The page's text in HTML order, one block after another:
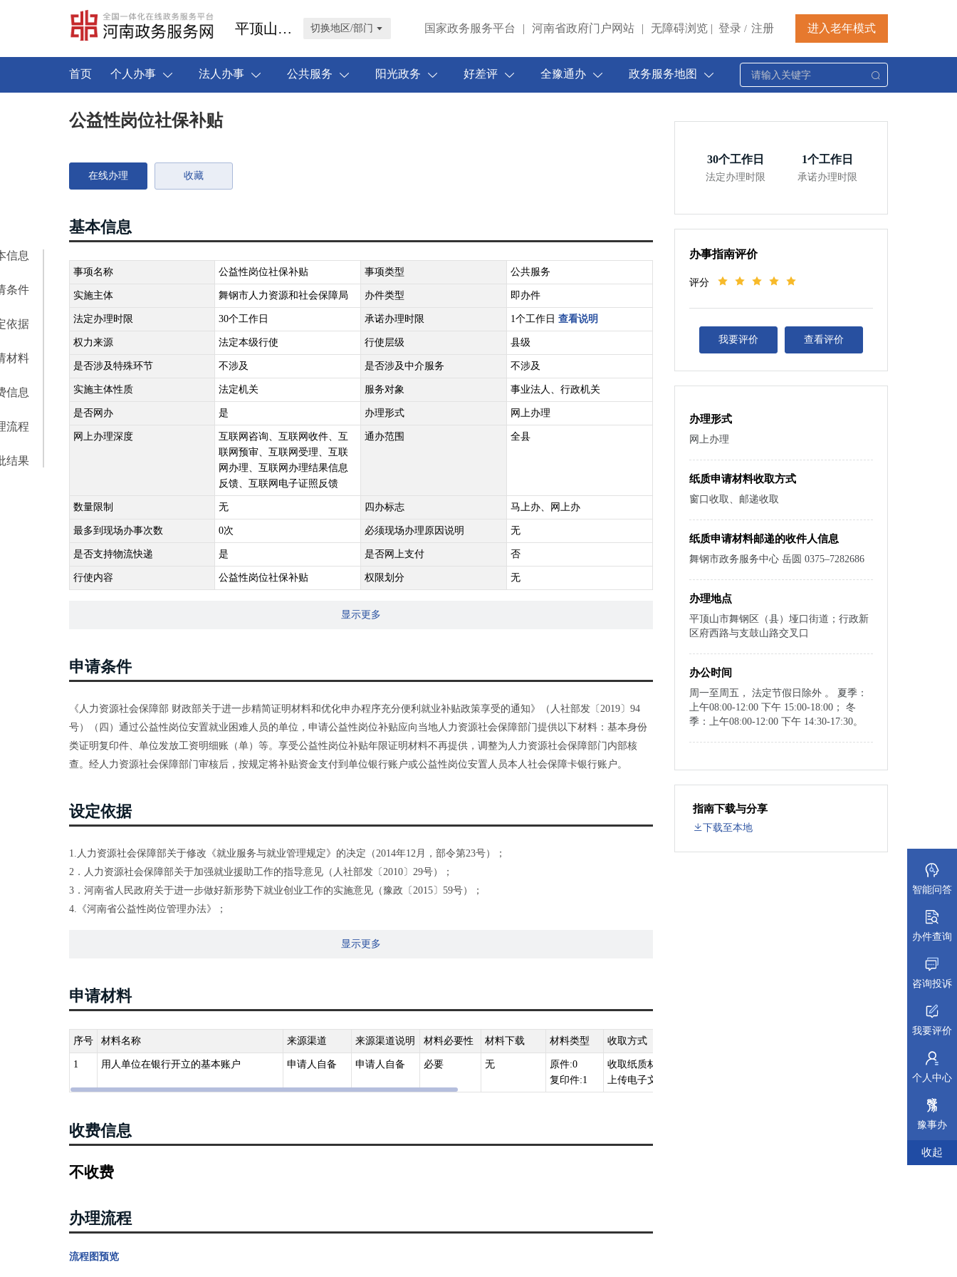
平顶山市舞钢市 切换地区/部门 国家政务服务平台 | 河南省政府门户网站 | 无障碍浏览 | 登录 / 注册 进入老年模式
首页 个人办事 法人办事 公共服务 阳光政务 好差评 全豫通办 政务服务地图
信息
条件
依据
材料
信息
流程
结果
公益性岗位社保补贴
在线办理 收藏
基本信息
事项名称 公益性岗位社保补贴 事项类型 公共服务
实施主体 舞钢市人力资源和社会保障局 办件类型 即办件
法定办理时限 30个工作日 承诺办理时限 1个工作日 查看说明
权力来源 法定本级行使 行使层级 县级
是否涉及特殊环节 不涉及 是否涉及中介服务 不涉及
实施主体性质 法定机关 服务对象 事业法人、行政机关
是否网办 是 办理形式 网上办理
网上办理深度
互联网咨询、互联网收件、互
联网预审、互联网受理、互联
网办理、互联网办理结果信息
反馈、互联网电子证照反馈
通办范围 全县
数量限制 无 四办标志 马上办、网上办
最多到现场办事次数 0次 必须现场办理原因说明 无
是否支持物流快递 是 是否网上支付 否
行使内容 公益性岗位社保补贴 权限划分 无
显示更多
申请条件
《人力资源社会保障部 财政部关于进一步精简证明材料和优化申办程序充分便利就业补贴政策享受的通知》（人社部发〔2019〕94
号）（四）通过公益性岗位安置就业困难人员的单位，申请公益性岗位补贴应向当地人力资源社会保障部门提供以下材料：基本身份
类证明复印件、单位发放工资明细账（单）等。享受公益性岗位补贴年限证明材料不再提供，调整为人力资源社会保障部门内部核
查。经人力资源社会保障部门审核后，按规定将补贴资金支付到单位银行账户或公益性岗位安置人员本人社会保障卡银行账户。
设定依据
1.人力资源社会保障部关于修改《就业服务与就业管理规定》的决定（2014年12月，部令第23号）；
2．人力资源社会保障部关于加强就业援助工作的指导意见（人社部发〔2010〕29号）；
3．河南省人民政府关于进一步做好新形势下就业创业工作的实施意见（豫政〔2015〕59号）；
4.《河南省公益性岗位管理办法》；
显示更多
申请材料
序号 材料名称 来源渠道 来源渠道说明 材料必要性 材料下载 材料类型 收取方式
1 用人单位在银行开立的基本账户 申请人自备 申请人自备 必要 无
原件:0
复印件:1
收取纸质材料、
上传电子文件
收费信息
不收费
办理流程
流程图预览
30个工作日
法定办理时限
1个工作日
承诺办理时限
办事指南评价
评分
我要评价 查看评价
办理形式
网上办理
纸质申请材料收取方式
窗口收取、邮递收取
纸质申请材料邮递的收件人信息
舞钢市政务服务中心 岳圆 0375–7282686
办理地点
平顶山市舞钢区（县）垭口街道；行政新
区府西路与支鼓山路交叉口
办公时间
周一至周五， 法定节假日除外 。 夏季：
上午08:00-12:00 下午 15:00-18:00； 冬
季：上午08:00-12:00 下午 14:30-17:30。
指南下载与分享
下载至本地
智能问答
办件查询
咨询投诉
我要评价
个人中心
豫事办
收起